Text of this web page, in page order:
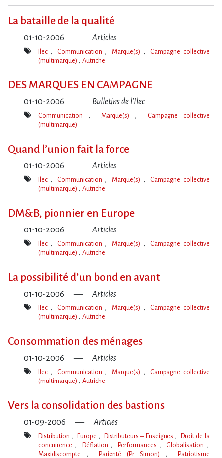
Mot(s)-
La bataille de la qualité
01-10-2006 Articles
Mot(s)-
Ilec Communication Marque(s)
Campagne collective
(multimarque)
Autriche
DES MARQUES EN CAMPAGNE
01-10-2006 Bulletins de l'Ilec
Mot(s)-
Communication Marque(s)
Campagne collective
(multimarque)
Quand l’union fait la force
01-10-2006 Articles
Mot(s)-
Ilec Communication Marque(s)
Campagne collective
(multimarque)
Autriche
DM&B, pionnier en Europe
01-10-2006 Articles
Mot(s)-
Ilec Communication Marque(s)
Campagne collective
(multimarque)
Autriche
La possibilité d’un bond en avant
01-10-2006 Articles
Mot(s)-
Ilec Communication Marque(s)
Campagne collective
(multimarque)
Autriche
Consommation des ménages
01-10-2006 Articles
Mot(s)-
Ilec Communication Marque(s)
Campagne collective
(multimarque)
Autriche
Vers la consolidation des bastions
01-09-2006 Articles
Distribution Europe Distributeurs – Enseignes
Droit de la
concurrence
Déflation Performances
Globalisation
Maxidiscompte
Parienté (Pr Simon)
Patriotisme